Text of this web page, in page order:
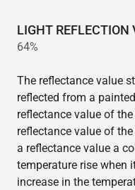
LIGHT REFLECTION
64%
The reflectance value
reflected from a
reflectance value of
reflectance value of
a reflectance value a
temperature rise when
increase in the